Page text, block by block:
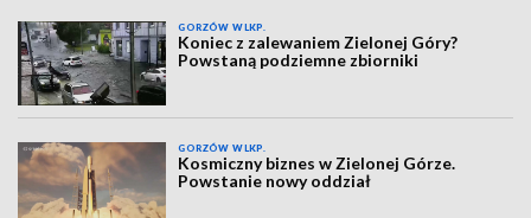
GORZÓW WLKP.
Koniec z zalewaniem Zielonej Góry?
Powstaną podziemne zbiorniki
GORZÓW WLKP.
Kosmiczny biznes w Zielonej Górze.
Powstanie nowy oddział